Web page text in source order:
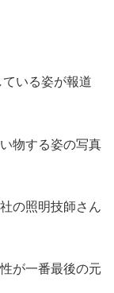
いる姿が報道
物する姿の写真
の照明技師さん
が一番最後の元